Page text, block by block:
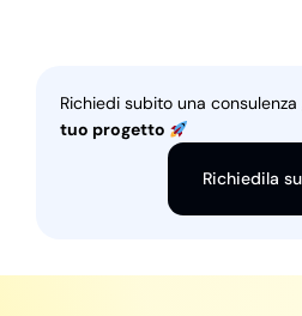
Richiedi subito una
tuo progetto
Richiedila